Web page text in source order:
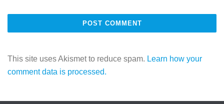
This site uses Akismet to reduce spam. Learn how your
comment data is processed.